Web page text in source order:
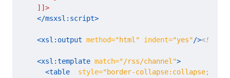
    ]]>
</msxsl:script>
<xsl:output method="html" indent="yes"/><!--
<xsl:template match="/rss/channel">
<table
style="border-